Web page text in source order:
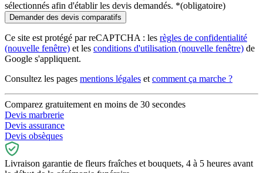
sélectionnés afin d'établir les devis demandés. *(obligatoire)
Ce site est protégé par reCAPTCHA : les règles de confidentialité
(nouvelle fenêtre) et les conditions d'utilisation (nouvelle fenêtre) de
Google s'appliquent.
Consultez les pages mentions légales et comment ça marche ?
Comparez gratuitement en moins de 30 secondes
Devis marbrerie
Devis assurance
Devis obsèques
Livraison garantie de fleurs fraîches et bouquets, 4 à 5 heures avant